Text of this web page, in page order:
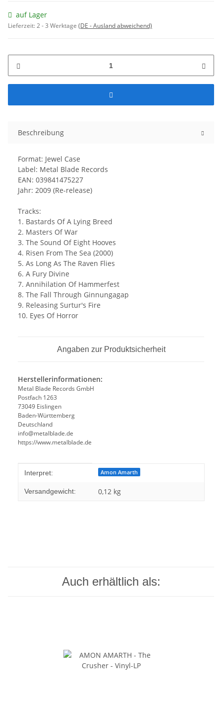
auf Lager
Lieferzeit:2 - 3 Werktage (DE - Ausland abweichend)
Beschreibung
Format: Jewel Case
Label: Metal Blade Records
EAN: 039841475227
Jahr: 2009 (Re-release)
Tracks:
1. Bastards Of A Lying Breed
2. Masters Of War
3. The Sound Of Eight Hooves
4. Risen From The Sea (2000)
5. As Long As The Raven Flies
6. A Fury Divine
7. Annihilation Of Hammerfest
8. The Fall Through Ginnungagap
9. Releasing Surtur's Fire
10. Eyes Of Horror
Angaben zur Produktsicherheit
Herstellerinformationen:
Metal Blade Records GmbH
Postfach 1263
73049 Eislingen
Baden-Württemberg
Deutschland
info@metalblade.de
https://www.metalblade.de
Produkteigenschaft
Wert
Interpret: Amon Amarth
Versandgewicht: 0,12 kg
Auch erhältlich als: